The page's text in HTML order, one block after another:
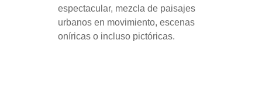
espectacular, mezcla de paisajes
urbanos en movimiento, escenas
oníricas o incluso pictóricas.